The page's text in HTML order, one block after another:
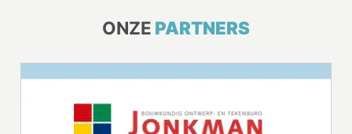
ONZE PARTNERS